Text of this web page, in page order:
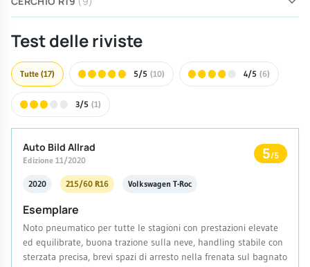
Test delle riviste
Tutte (17) 5/5 (10) 4/5 (6)
3/5 (1)
Auto Bild Allrad
Edizione 11/2020 5/5
2020 215/60 R16 Volkswagen T-Roc
Esemplare
Noto pneumatico per tutte le stagioni con prestazioni elevate
ed equilibrate, buona trazione sulla neve, handling stabile con
sterzata precisa, brevi spazi di arresto nella frenata sul bagnato